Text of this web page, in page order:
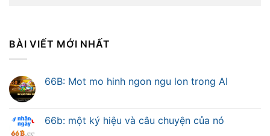
BÀI VIẾT MỚI NHẤT
66B: Mot mo hinh ngon ngu lon trong AI
66b: một ký hiệu và câu chuyện của nó